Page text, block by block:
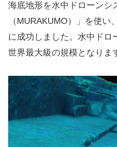
海底地形を水中ドローンシ
（MURAKUMO）」を使
に成功しました。水中ドロ
世界最大級の規模となりま